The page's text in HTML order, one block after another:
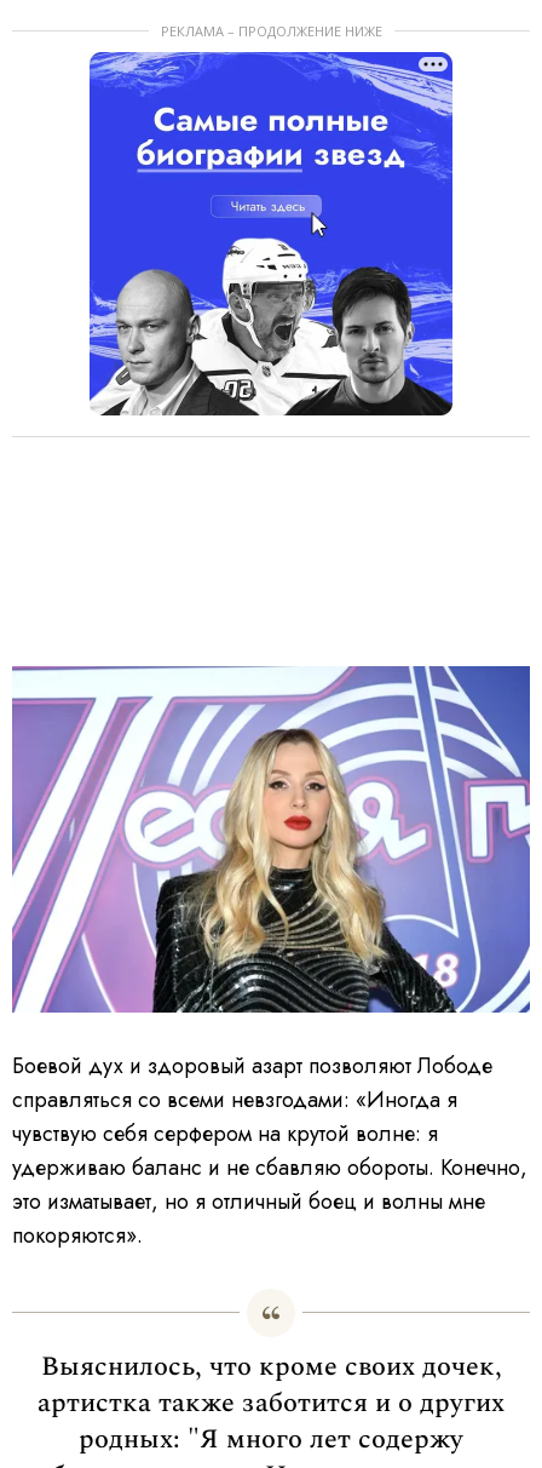
РЕКЛАМА – ПРОДОЛЖЕНИЕ НИЖЕ
Боевой дух и здоровый азарт позволяют Лободе
справляться со всеми невзгодами: «Иногда я
чувствую себя серфером на крутой волне: я
удерживаю баланс и не сбавляю обороты. Конечно,
это изматывает, но я отличный боец и волны мне
покоряются».
Выяснилось, что кроме своих дочек,
артистка также заботится и о других
родных: "Я много лет содержу